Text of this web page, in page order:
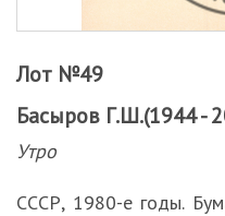
Лот №49
Басыров Г.Ш.(1944 -
Утро
СССР, 1980-е годы.